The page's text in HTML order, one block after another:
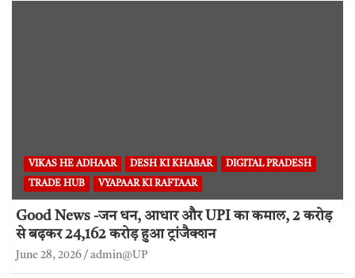
VIKAS HE ADHAAR DESH KI KHABAR DIGITAL PRADESH
TRADE HUB VYAPAAR KI RAFTAAR
Good News -जन धन, आधार और UPI का कमाल, 2 करोड़
से बढ़कर 24,162 करोड़ हुआ ट्रांजैक्शन
June 28, 2026 admin@UP